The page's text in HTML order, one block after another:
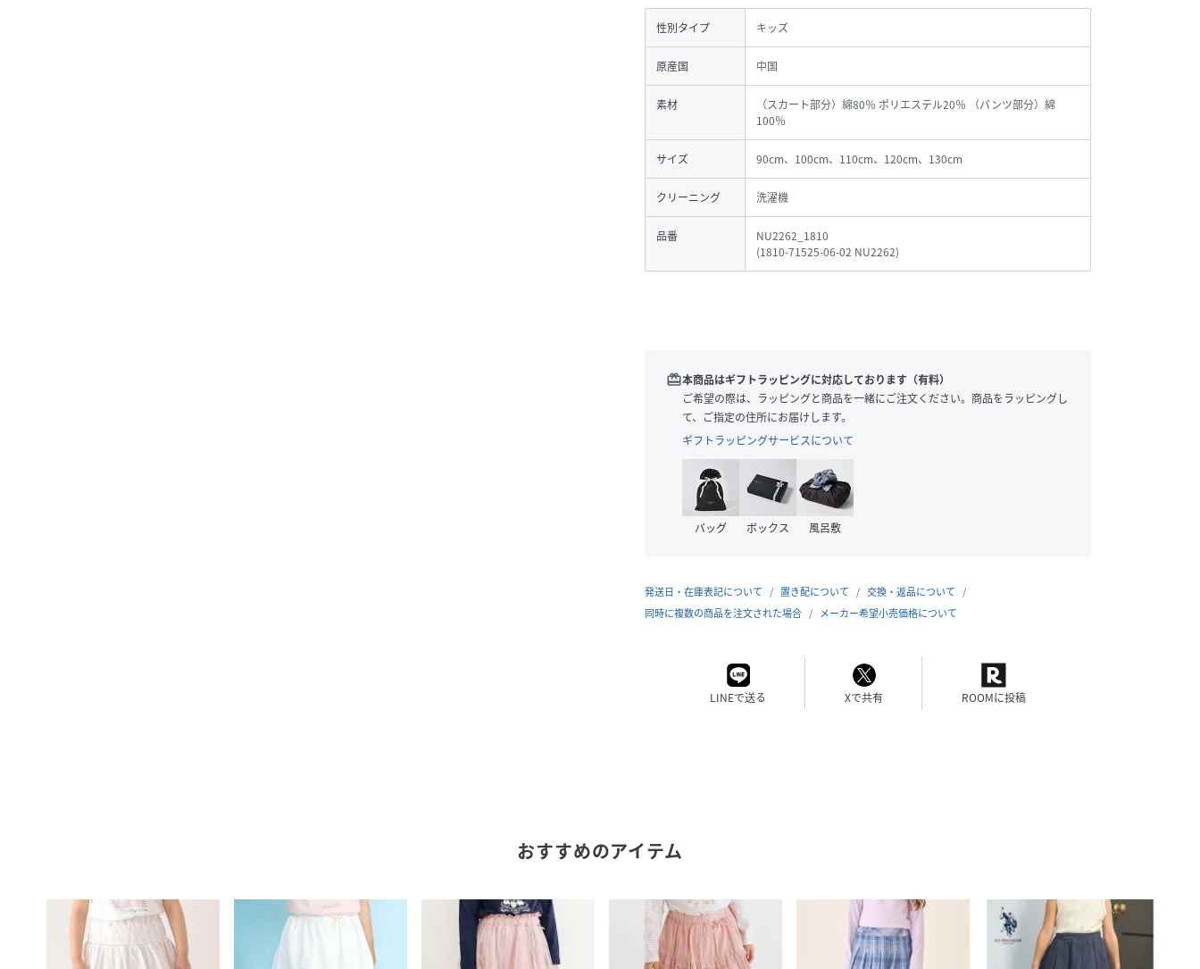
性別タイプ キッズ
原産国 中国
素材
（スカート部分）綿80％ ポリエステル20％ （パンツ部分）綿
100％
サイズ 90cm、100cm、110cm、120cm、130cm
クリーニング 洗濯機
品番
NU2262_1810
(1810-71525-06-02 NU2262)
redeem本商品はギフトラッピングに対応しております（有料）
ご希望の際は、ラッピングと商品を一緒にご注文ください。商品をラッピングし
て、ご指定の住所にお届けします。
ギフトラッピングサービスについて
バッグ ボックス 風呂敷
発送日・在庫表記について 置き配について
交換・返品について
同時に複数の商品を注文された場合
メーカー希望小売価格について
LINEで送る Xで共有 ROOMに投稿
おすすめのアイテム